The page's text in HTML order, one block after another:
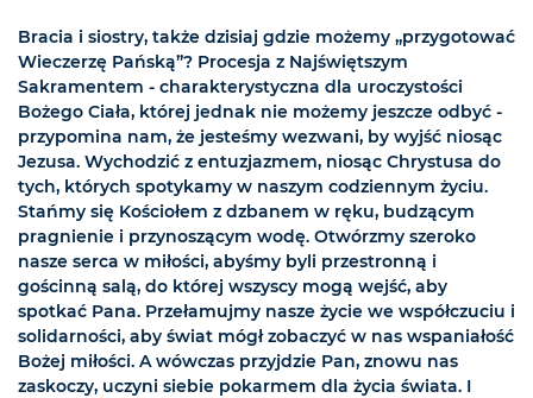
Bracia i siostry, także dzisiaj gdzie możemy „przygotować
Wieczerzę Pańską”? Procesja z Najświętszym
Sakramentem - charakterystyczna dla uroczystości
Bożego Ciała, której jednak nie możemy jeszcze odbyć -
przypomina nam, że jesteśmy wezwani, by wyjść niosąc
Jezusa. Wychodzić z entuzjazmem, niosąc Chrystusa do
tych, których spotykamy w naszym codziennym życiu.
Stańmy się Kościołem z dzbanem w ręku, budzącym
pragnienie i przynoszącym wodę. Otwórzmy szeroko
nasze serca w miłości, abyśmy byli przestronną i
gościnną salą, do której wszyscy mogą wejść, aby
spotkać Pana. Przełamujmy nasze życie we współczuciu i
solidarności, aby świat mógł zobaczyć w nas wspaniałość
Bożej miłości. A wówczas przyjdzie Pan, znowu nas
zaskoczy, uczyni siebie pokarmem dla życia świata. I